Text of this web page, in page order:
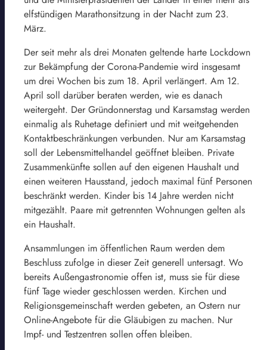
elfstündigen Marathonsitzung in der Nacht zum 23.
März.
Der seit mehr als drei Monaten geltende harte Lockdown
zur Bekämpfung der Corona-Pandemie wird insgesamt
um drei Wochen bis zum 18. April verlängert. Am 12.
April soll darüber beraten werden, wie es danach
weitergeht. Der Gründonnerstag und Karsamstag werden
einmalig als Ruhetage definiert und mit weitgehenden
Kontaktbeschränkungen verbunden. Nur am Karsamstag
soll der Lebensmittelhandel geöffnet bleiben. Private
Zusammenkünfte sollen auf den eigenen Haushalt und
einen weiteren Hausstand, jedoch maximal fünf Personen
beschränkt werden. Kinder bis 14 Jahre werden nicht
mitgezählt. Paare mit getrennten Wohnungen gelten als
ein Haushalt.
Ansammlungen im öffentlichen Raum werden dem
Beschluss zufolge in dieser Zeit generell untersagt. Wo
bereits Außengastronomie offen ist, muss sie für diese
fünf Tage wieder geschlossen werden. Kirchen und
Religionsgemeinschaft werden gebeten, an Ostern nur
Online-Angebote für die Gläubigen zu machen. Nur
Impf- und Testzentren sollen offen bleiben.